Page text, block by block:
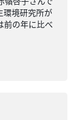
環境研究所が
前の年に比べ